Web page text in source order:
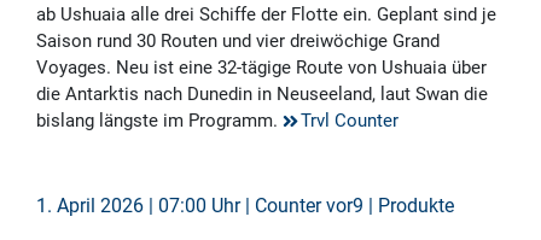
ab Ushuaia alle drei Schiffe der Flotte ein. Geplant sind je
Saison rund 30 Routen und vier dreiwöchige Grand
Voyages. Neu ist eine 32-tägige Route von Ushuaia über
die Antarktis nach Dunedin in Neuseeland, laut Swan die
bislang längste im Programm.
Trvl Counter
1. April 2026 | 07:00 Uhr | Counter vor9 | Produkte